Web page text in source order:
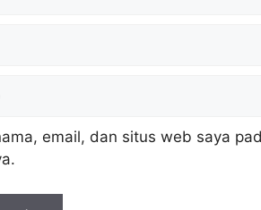
email, dan situs web saya